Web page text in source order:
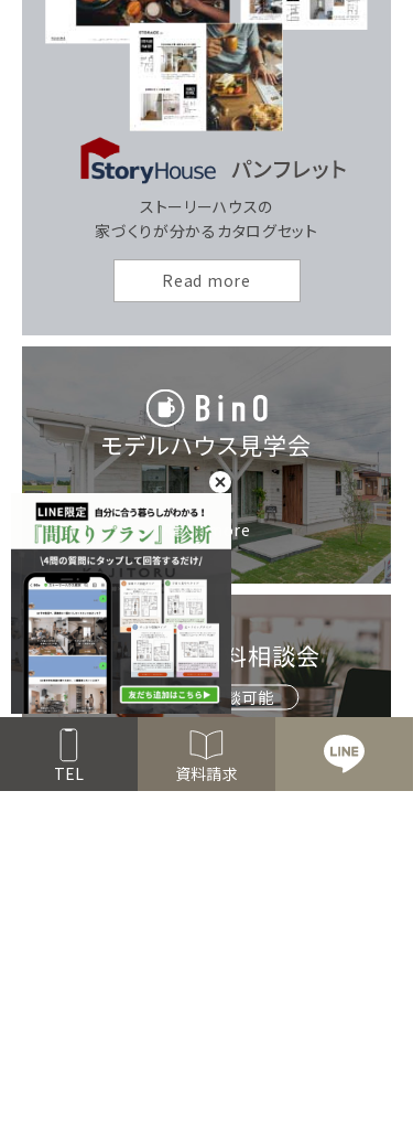
モデルハウス見学会
Read more
お家づくり無料相談会
オンライン相談可能
Read more
ストーリーハウスの
家づくりが分かるカタログセット
Read more
TEL 資料請求